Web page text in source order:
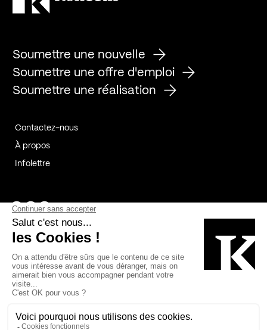
Soumettre une nouvelle
Soumettre une offre d'emploi
Soumettre une réalisation
Contactez-nous
À propos
Infolettre
Page Facebook de Kollectif
Page Instagram de Kollectif
Page Linkedin de Kollectif
Bâtiment-Durable-Québec-1
Esquisses-1
MP-1 v2com-1